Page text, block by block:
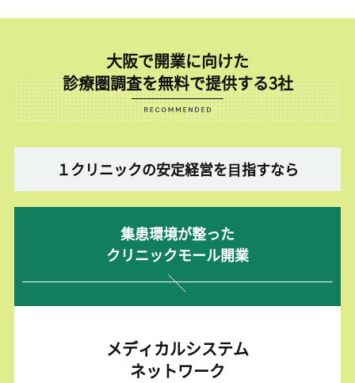
大阪で開業に向けた
診療圏調査を無料で提供する3社
１クリニックの安定経営を⽬指すなら
集患環境が整った
クリニックモール開業
メディカルシステム
ネットワーク